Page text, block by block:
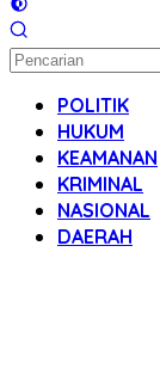
POLITIK
HUKUM
KEAMANAN
KRIMINAL
NASIONAL
DAERAH